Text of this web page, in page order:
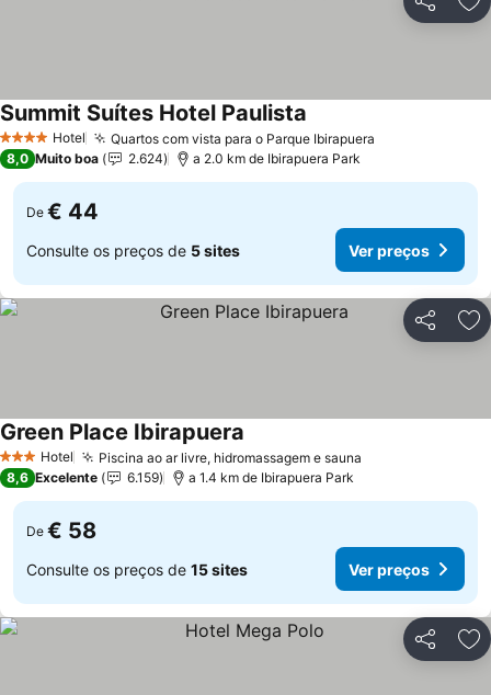
Partilhar
4 EstrelasHotel Quartos com vista para o Parque Ibirapuera
Summit Suítes Hotel Paulista
8,0 Muito boa 2.624 a 2.0 km de Ibirapuera Park
De € 44
Consulte os preços de 5 sites Ver preços
Partilhar
3 EstrelasHotel Piscina ao ar livre, hidromassagem e sauna
Green Place Ibirapuera
8,6 Excelente 6.159 a 1.4 km de Ibirapuera Park
De € 58
Consulte os preços de 15 sites Ver preços
Partilhar